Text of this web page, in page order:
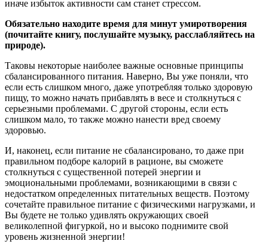
иначе избыток активности сам станет стрессом.
Обязательно находите время для минут умиротворения
(почитайте книгу, послушайте музыку, расслабляйтесь на
природе).
Таковы некоторые наиболее важные основные принципы
сбалансированного питания. Наверно, Вы уже поняли, что
если есть слишком много, даже употребляя только здоровую
пищу, то можно начать прибавлять в весе и столкнуться с
серьезными проблемами. С другой стороны, если есть
слишком мало, то также можно нанести вред своему
здоровью.
И, наконец, если питание не сбалансировано, то даже при
правильном подборе калорий в рационе, вы сможете
столкнуться с существенной потерей энергии и
эмоциональными проблемами, возникающими в связи с
недостатком определенных питательных веществ. Поэтому
сочетайте правильное питание с физическими нагрузками, и
Вы будете не только удивлять окружающих своей
великолепной фигуркой, но и высоко поднимите свой
уровень жизненной энергии!